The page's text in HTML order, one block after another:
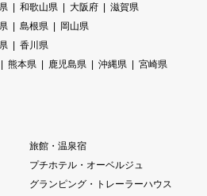
和歌山県 大阪府
滋賀県
島根県
岡山県
香川県
熊本県 鹿児島県 沖縄県
宮崎県
旅館・温泉宿
プチホテル・オーベルジュ
グランピング・トレーラーハウス